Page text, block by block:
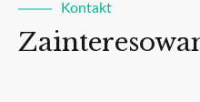
Kontakt